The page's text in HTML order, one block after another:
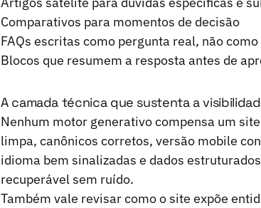
Comparativos para momentos de decisão
FAQs escritas como pergunta real, não
Blocos que resumem a resposta antes de
A camada técnica que sustenta a
Nenhum motor generativo compensa um
limpa, canônicos corretos, versão mobile
idioma bem sinalizadas e dados
recuperável sem ruído.
Também vale revisar como o site expõe